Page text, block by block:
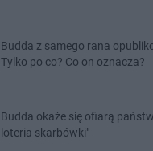
Budda z samego rana
Tylko po co? Co on oznacza?
Budda okaże się ofiarą
loteria skarbówki"